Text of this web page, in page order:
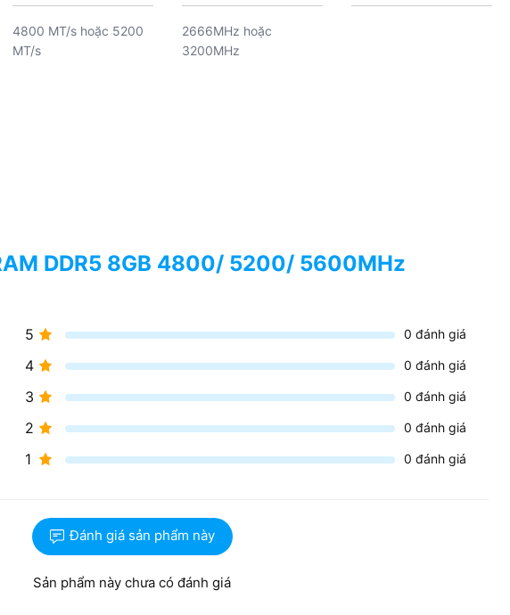
4800 MT/s hoặc 5200
MT/s
2666MHz hoặc
3200MHz
DDR5 8GB 4800/ 5200/ 5600MHz
5 0 đánh giá
4 0 đánh giá
3 0 đánh giá
2 0 đánh giá
1 0 đánh giá
Đánh giá sản phẩm này
Sản phẩm này chưa có đánh giá